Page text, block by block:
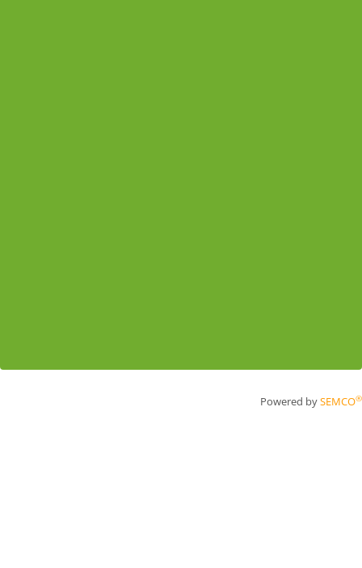
Powered bySEMCO®